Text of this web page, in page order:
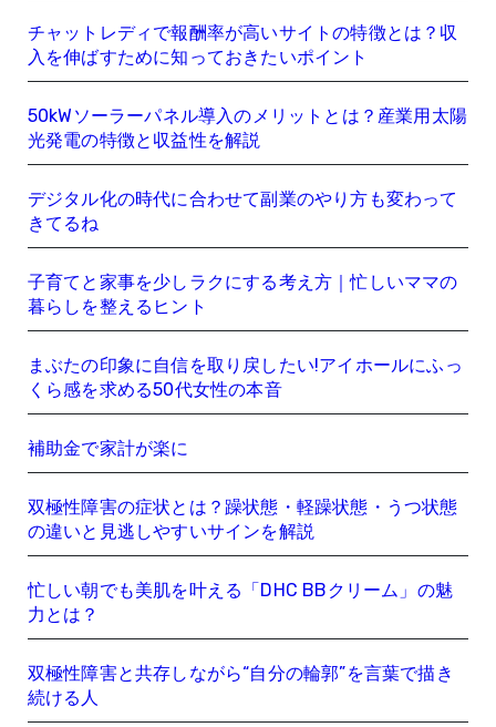
チャットレディで報酬率が高いサイトの特徴とは？収
入を伸ばすために知っておきたいポイント
50kWソーラーパネル導入のメリットとは？産業用太陽
光発電の特徴と収益性を解説
デジタル化の時代に合わせて副業のやり方も変わって
きてるね
子育てと家事を少しラクにする考え方｜忙しいママの
暮らしを整えるヒント
まぶたの印象に自信を取り戻したい!アイホールにふっ
くら感を求める50代女性の本音
補助金で家計が楽に
双極性障害の症状とは？躁状態・軽躁状態・うつ状態
の違いと見逃しやすいサインを解説
忙しい朝でも美肌を叶える「DHC BBクリーム」の魅
力とは？
双極性障害と共存しながら“自分の輪郭”を言葉で描き
続ける人